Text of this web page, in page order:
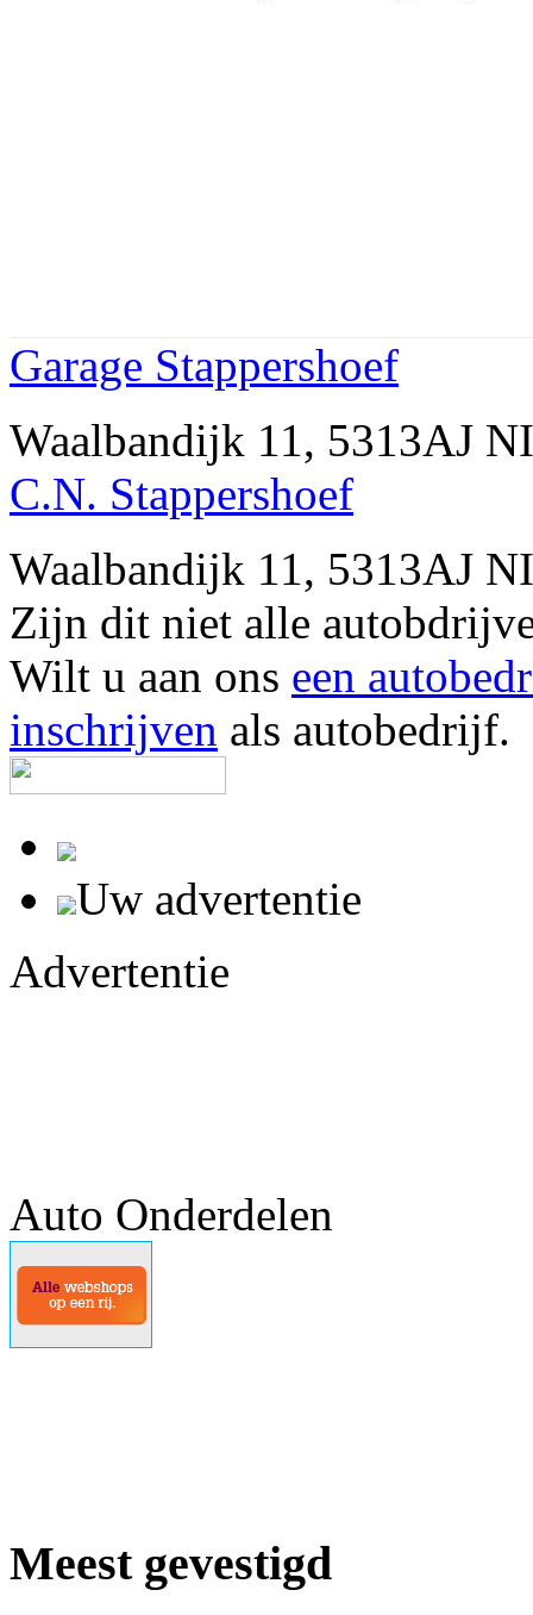
Garage Stappershoef
Waalbandijk 11, 5313AJ
C.N. Stappershoef
Waalbandijk 11, 5313AJ
Zijn dit niet alle
Wilt u aan ons een
inschrijven als autobedrijf.
Uw advertentie
Advertentie
Auto Onderdelen
Meest gevestigd